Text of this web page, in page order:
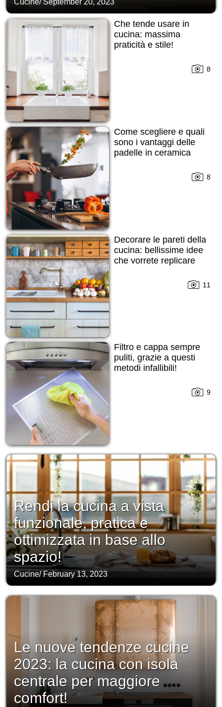
Cucine/ September 20, 2023
Che tende usare in
cucina: massima
praticità e stile!
8
Come scegliere e quali
sono i vantaggi delle
padelle in ceramica
8
Decorare le pareti della
cucina: bellissime idee
che vorrete replicare
11
Filtro e cappa sempre
puliti, grazie a questi
metodi infallibili!
9
Rendi la cucina a vista
funzionale, pratica e
ottimizzata in base allo
spazio!
Cucine/ February 13, 2023
Le nuove tendenze cucine
2023: la cucina con isola
centrale per maggiore
comfort!